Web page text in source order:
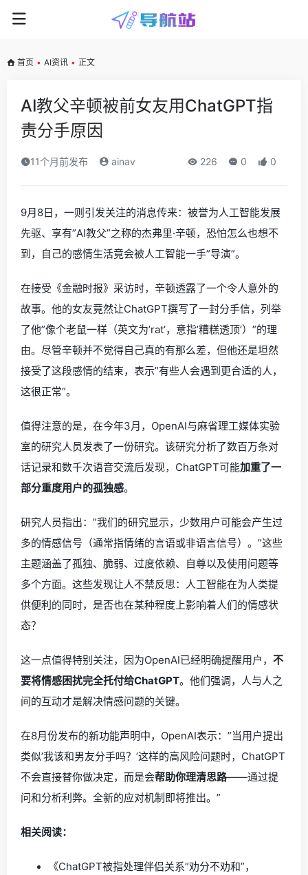
首页 • AI资讯 • 正文
AI教父辛顿被前女友用ChatGPT指
责分手原因
11个月前发布 ainav 226 0 0
9月8日，一则引发关注的消息传来：被誉为人工智能发展
先驱、享有”AI教父”之称的杰弗里·辛顿，恐怕怎么也想不
到，自己的感情生活竟会被人工智能一手”导演”。
在接受《金融时报》采访时，辛顿透露了一个令人意外的
故事。他的女友竟然让ChatGPT撰写了一封分手信，列举
了他”像个老鼠一样（英文为’rat’，意指’糟糕透顶’）”的理
由。尽管辛顿并不觉得自己真的有那么差，但他还是坦然
接受了这段感情的结束，表示”有些人会遇到更合适的人，
这很正常”。
值得注意的是，在今年3月，OpenAI与麻省理工媒体实验
室的研究人员发表了一份研究。该研究分析了数百万条对
话记录和数千次语音交流后发现，ChatGPT可能加重了一
部分重度用户的孤独感。
研究人员指出：”我们的研究显示，少数用户可能会产生过
多的情感信号（通常指情绪的言语或非语言信号）。”这些
主题涵盖了孤独、脆弱、过度依赖、自尊以及使用问题等
多个方面。这些发现让人不禁反思：人工智能在为人类提
供便利的同时，是否也在某种程度上影响着人们的情感状
态？
这一点值得特别关注，因为OpenAI已经明确提醒用户， 不
要将情感困扰完全托付给ChatGPT。他们强调，人与人之
间的互动才是解决情感问题的关键。
在8月份发布的新功能声明中，OpenAI表示：”当用户提出
类似’我该和男友分手吗？’这样的高风险问题时，ChatGPT
不会直接替你做决定，而是会帮助你理清思路——通过提
问和分析利弊。全新的应对机制即将推出。”
相关阅读：
《ChatGPT被指处理伴侣关系”劝分不劝和”，